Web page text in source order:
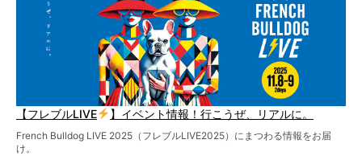
【フレブルLIVE 】イベント情報！行こうぜ、リアルに。
French Bulldog LIVE 2025（フレブルLIVE2025）にまつわる情報をお届
け。